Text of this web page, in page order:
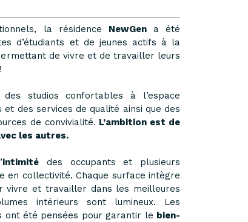
la résidence NewGena été
d’étudiants et de jeunes actifs à la
de vivre et de travailler leurs
studios confortables à l’espace
des services de qualité ainsi que des
de convivialité. L’ambition est de
les autres.
intimité des occupants et plusieurs
en collectivité. Chaque surface intègre
vivre et travailler dans les meilleures
intérieurs sont lumineux. Les
ont été pensées pour garantir le bien-